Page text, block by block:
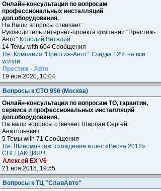
Онлайн-консультации по вопросам
профессиональных инсталляций
доп.оборудования.
На Ваши вопросы отвечает:
Руководитель интернет-проекта компании "Престиж-
Авто" Колодий Виталий
14 Темы with 604 Сообщения
Re: Компания "Престиж-Авто". Cкидка 12% на все
услуги.
Престиж - Авто
19 ноя 2020, 10:04
Вопросы к СТО 956 (Москва)
Онлайн-консультации по вопросам ТО, гарантии,
сервиса и профессиональных инсталляций
доп.оборудования.
На ваши вопросы отвечает Шарпан Сергей
Анатольевич
5 Темы with 71 Сообщения
Re: Шиномонтаж+схождение колес «Весна 2012».
СПЕЦАКЦИЯ!!!
Алексей ЕХ V6
21 ноя 2015, 19:55
Вопросы к ТЦ "СлавАвто"